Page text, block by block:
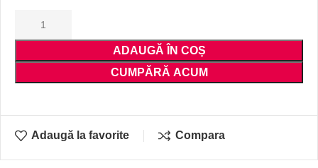
ADAUGĂ ÎN COȘ
CUMPĂRĂ ACUM
Adaugă la favorite Compara